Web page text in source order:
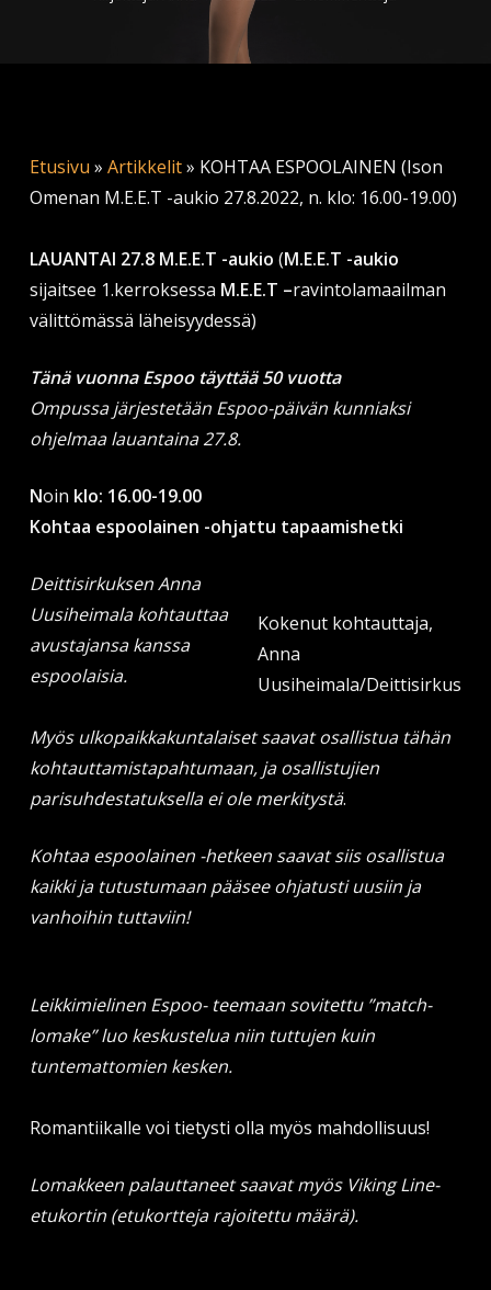
Etusivu » Artikkelit» KOHTAA ESPOOLAINEN (Ison
Omenan M.E.E.T -aukio 27.8.2022, n. klo: 16.00-19.00)
LAUANTAI 27.8 M.E.E.T -aukio (M.E.E.T -aukio
sijaitsee 1.kerroksessa M.E.E.T –ravintolamaailman
välittömässä läheisyydessä)
Tänä vuonna Espoo täyttää 50 vuotta
Ompussa järjestetään Espoo-päivän kunniaksi
ohjelmaa lauantaina 27.8.
Noin klo: 16.00-19.00
Kohtaa espoolainen -ohjattu tapaamishetki
Kokenut kohtauttaja,
Anna
Uusiheimala/Deittisirkus
Deittisirkuksen Anna
Uusiheimala kohtauttaa
avustajansa kanssa
espoolaisia.
Myös ulkopaikkakuntalaiset saavat osallistua tähän
kohtauttamistapahtumaan, ja osallistujien
parisuhdestatuksella ei ole merkitystä.
Kohtaa espoolainen -hetkeen saavat siis osallistua
kaikki ja tutustumaan pääsee ohjatusti uusiin ja
vanhoihin tuttaviin!
Leikkimielinen Espoo- teemaan sovitettu ”match-
lomake” luo keskustelua niin tuttujen kuin
tuntemattomien kesken.
Romantiikalle voi tietysti olla myös mahdollisuus!
Lomakkeen palauttaneet saavat myös Viking Line-
etukortin (etukortteja rajoitettu määrä).